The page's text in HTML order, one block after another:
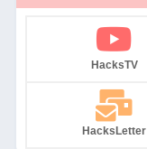
HacksTV
HacksLetter